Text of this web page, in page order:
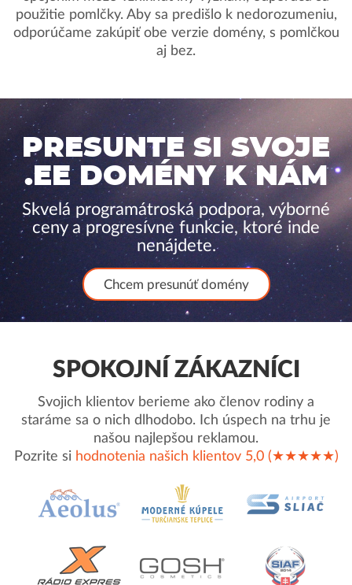
použitie pomlčky. Aby sa predišlo k nedorozumeniu,
odporúčame zakúpiť obe verzie domény, s pomlčkou
aj bez.
PRESUNTE SI SVOJE
.EE DOMÉNY K NÁM
Skvelá programátroská podpora, výborné
ceny a progresívne funkcie, ktoré inde
nenájdete.
Chcem presunúť domény
SPOKOJNÍ ZÁKAZNÍCI
Svojich klientov berieme ako členov rodiny a
staráme sa o nich dlhodobo. Ich úspech na trhu je
našou najlepšou reklamou.
Pozrite si hodnotenia našich klientov 5,0 (★★★★★)